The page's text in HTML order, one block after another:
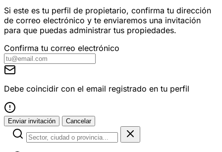
Si este es tu perfil de propietario, confirma tu dirección
de correo electrónico y te enviaremos una invitación
para que puedas administrar tus propiedades.
Confirma tu correo electrónico
Debe coincidir con el email registrado en tu perfil
Enviar invitación Cancelar